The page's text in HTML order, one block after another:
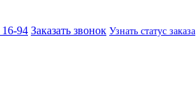
94 Заказать звонок Узнать статус заказа